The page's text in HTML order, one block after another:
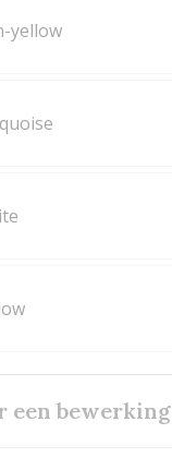
yellow
een bewerking